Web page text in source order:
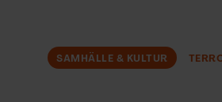
ARKIV & E-
SAMHÄLLE & KULTUR